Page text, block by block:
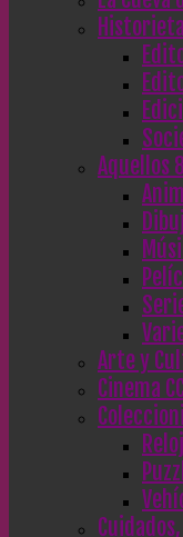
Aquellos
Arte y
Cinema